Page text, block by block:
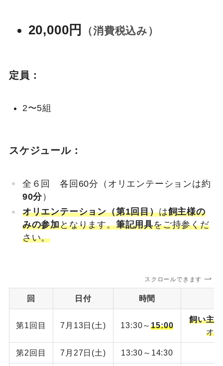
20,000円 （消費税込み）
定員：
2〜5組
スケジュール：
全６回 各回60分（オリエンテーションは約
90分）
オリエンテーション（第1回目）は飼主様の
みの参加となります。筆記用具をご持参くだ
さい。
スクロールできます
回 日付 時間
第1回目 7月13日(土) 13:30～15:00
飼い主
オ
第2回目 7月27日(土) 13:30～14:30